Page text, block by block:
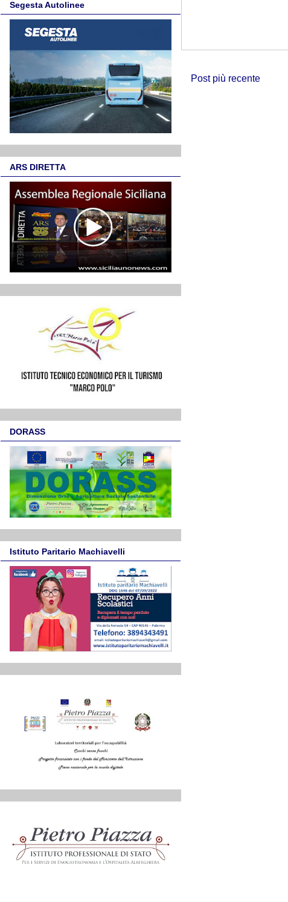
Post più recente
Segesta Autolinee
ARS DIRETTA
DORASS
Istituto Paritario Machiavelli